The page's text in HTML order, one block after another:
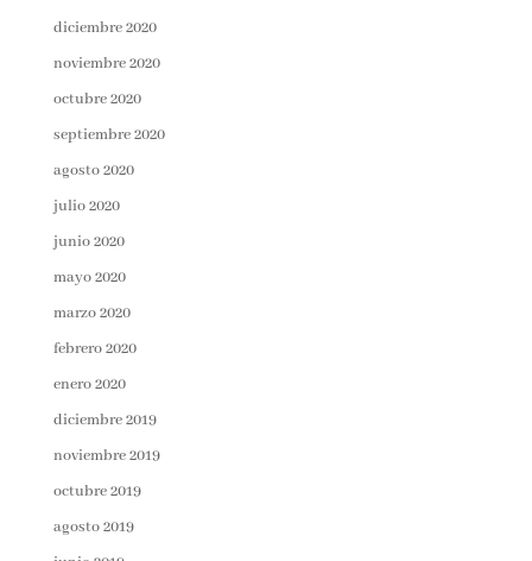
diciembre 2020
noviembre 2020
octubre 2020
septiembre 2020
agosto 2020
julio 2020
junio 2020
mayo 2020
marzo 2020
febrero 2020
enero 2020
diciembre 2019
noviembre 2019
octubre 2019
agosto 2019